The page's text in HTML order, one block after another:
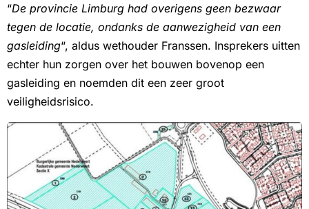
“De provincie Limburg had overigens geen bezwaar
tegen de locatie, ondanks de aanwezigheid van een
gasleiding“, aldus wethouder Franssen. Insprekers uitten
echter hun zorgen over het bouwen bovenop een
gasleiding en noemden dit een zeer groot
veiligheidsrisico.